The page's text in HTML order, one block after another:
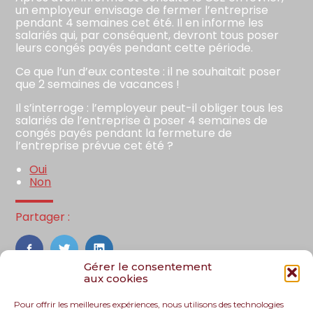
Gérer le consentement
aux cookies
Pour offrir les meilleures expériences, nous utilisons des technologies
un employeur envisage de fermer l’entreprise
pendant 4 semaines cet été. Il en informe les
salariés qui, par conséquent, devront tous poser
leurs congés payés pendant cette période.
Ce que l’un d’eux conteste : il ne souhaitait poser
que 2 semaines de vacances !
Il s’interroge : l’employeur peut-il obliger tous les
salariés de l’entreprise à poser 4 semaines de
congés payés pendant la fermeture de
l’entreprise prévue cet été ?
Oui
Non
Partager :
FaceBook
TwitterLinkedIn